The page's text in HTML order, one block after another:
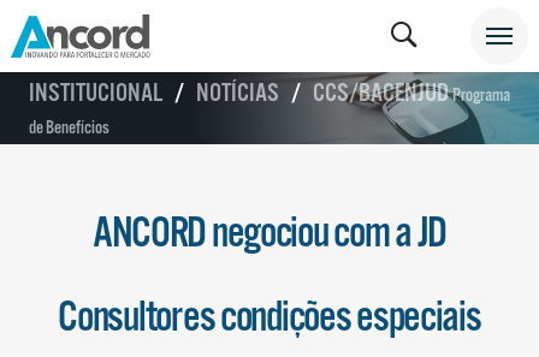
INSTITUCIONAL NOTÍCIAS CCS/BACENJUDPrograma
de Benefícios
ANCORD negociou com a JD
Consultores condições especiais